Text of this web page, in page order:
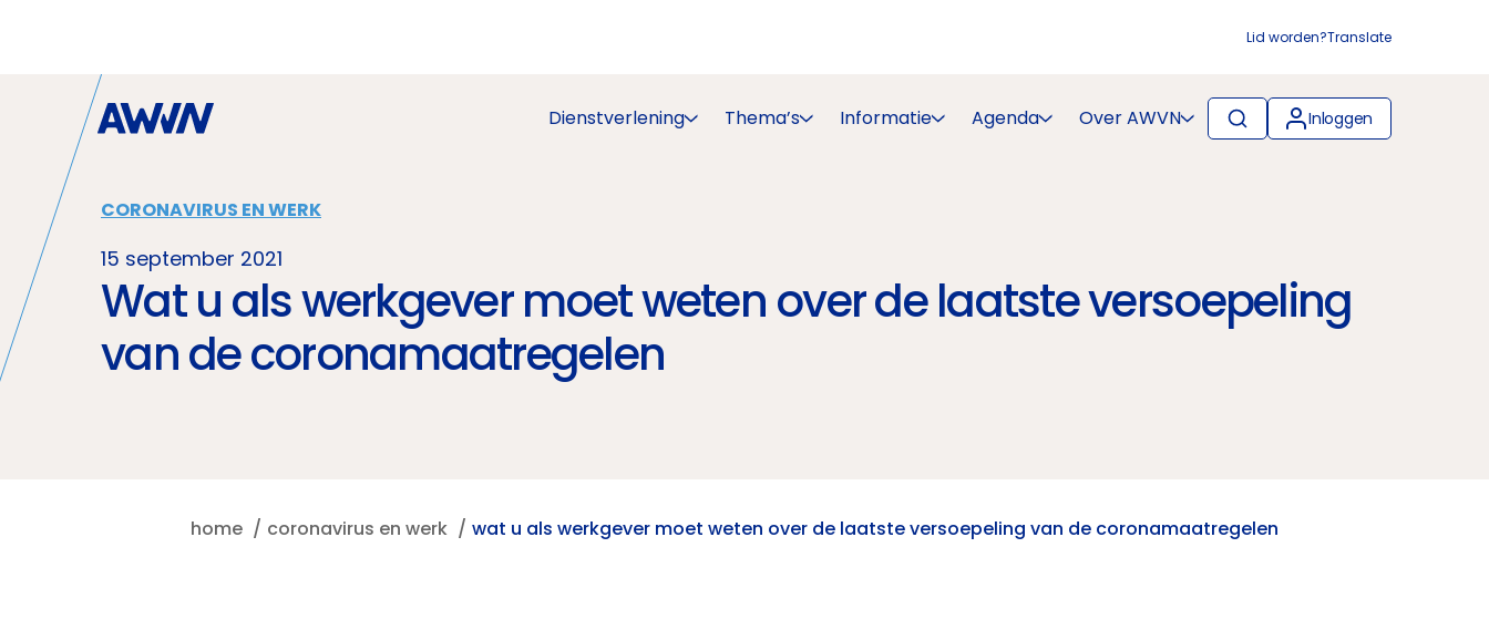
Lid worden?Translate
Dienstverlening Thema’s Informatie Agenda Over AWVN Inloggen
CORONAVIRUS EN WERK
15 september 2021
Wat u als werkgever moet weten over de laatste versoepeling
van de coronamaatregelen
home coronavirus en werk wat u als werkgever moet weten over de laatste versoepeling van de coronamaatregelen